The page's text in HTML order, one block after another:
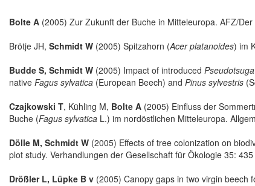
Bolte A (2005) Zur Zukunft der Buche in Mitteleuropa. AFZ/
Brötje JH, Schmidt W (2005) Spitzahorn (Acer platanoides) im
Budde S, Schmidt W (2005) Impact of introduced
native Fagus sylvatica (European Beech) and Pinus sylvestris
Czajkowski T, Kühling M, Bolte A (2005) Einfluss der
Buche (Fagus sylvatica L.) im nordöstlichen Mitteleuropa.
Dölle M, Schmidt W (2005) Effects of tree colonization on
plot study. Verhandlungen der Gesellschaft für Ökologie 35: 435
Drößler L, Lüpke B v (2005) Canopy gaps in two virgin beech